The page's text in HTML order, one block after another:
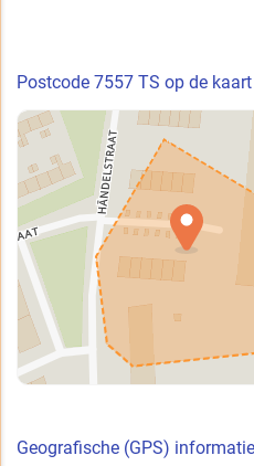
Postcode 7557 TS op de kaart
Geografische (GPS)